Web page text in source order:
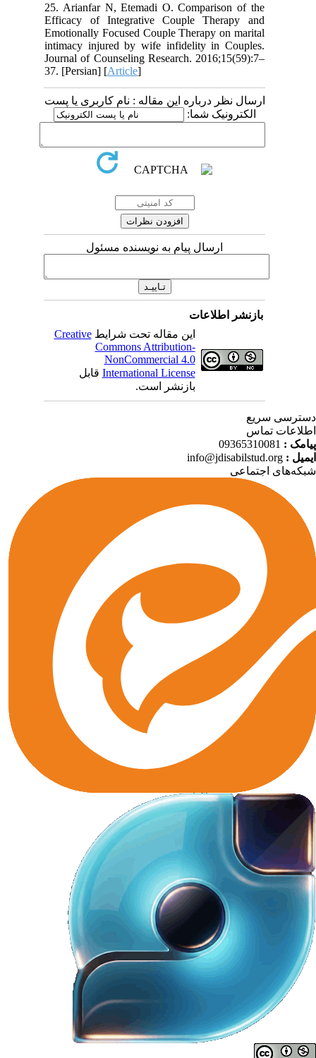
25. Arianfar N, Etemadi O. Comparison of the
Efficacy of Integrative Couple Therapy and
Emotionally Focused Couple Therapy on marital
intimacy injured by wife infidelity in Couples.
Journal of Counseling Research. 2016;15(59):7–
37. [Persian] [Article
ارسال نظر درباره این مقاله : نام کاربری یا پست
الکترونیک شما:
ارسال پیام به نویسنده مسئول
بازنشر اطلاعات
این مقاله تحت شرایطCreative
Commons Attribution-
NonCommercial 4.0
International Licenseقابل
بازنشر است.
سریع
تماس
:
09365310081
:
info@jdisabilstud.org
اجتماعی